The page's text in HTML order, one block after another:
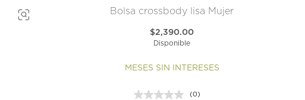
Bolsa crossbody lisa Mujer
$2,390.00
Disponible
MESES SIN INTERESES
(0)